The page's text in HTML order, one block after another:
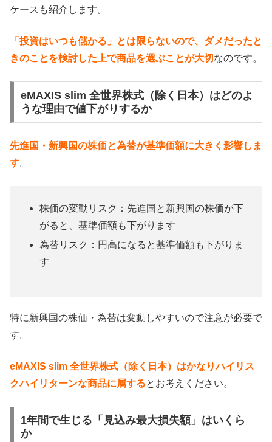
ケースも紹介します。
「投資はいつも儲かる」とは限らないので、ダメだったと
きのことを検討した上で商品を選ぶことが大切なのです。
eMAXIS slim 全世界株式（除く日本）はどのよ
うな理由で値下がりするか
先進国・新興国の株価と為替が基準価額に大きく影響しま
す。
株価の変動リスク：先進国と新興国の株価が下
がると、基準価額も下がります
為替リスク：円高になると基準価額も下がりま
す
特に新興国の株価・為替は変動しやすいので注意が必要で
す。
eMAXIS slim 全世界株式（除く日本）はかなりハイリス
クハイリターンな商品に属するとお考えください。
1年間で生じる「見込み最大損失額」はいくら
か